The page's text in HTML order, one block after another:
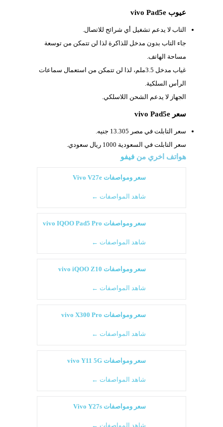
عيوب vivo Pad5e
التاب لا يدعم تشغيل أي شرائح للاتصال.
جاء التاب بدون مدخل للذاكرة لذا لن تتمكن من توسعة
مساحة الهاتف.
غياب مدخل
3.5ملم، لذا لن تتمكن من استعمال سماعات
الرأس السلكية.
الجهاز لا يدعم الشحن اللاسلكي.
سعر vivo Pad5e
سعر التابلت في مصر 13.305 جنيه.
سعر التابلت في السعودية 1000 ريال سعودي.
هواتف اخري من فيفو
سعر ومواصفات Vivo V27e
شاهد المواصفات ←
سعر ومواصفات vivo IQOO Pad5 Pro
شاهد المواصفات ←
سعر ومواصفات vivo iQOO Z10
شاهد المواصفات ←
سعر ومواصفات vivo X300 Pro
شاهد المواصفات ←
سعر ومواصفات vivo Y11 5G
شاهد المواصفات ←
سعر ومواصفات Vivo Y27s
شاهد المواصفات ←